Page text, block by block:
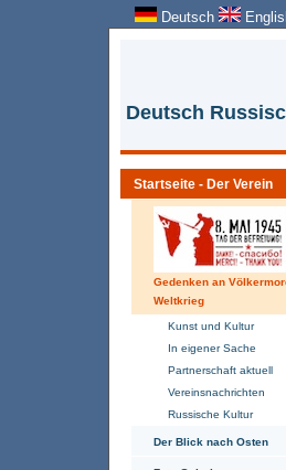
Deutsch
Deutsch
Startseite - Der Verein
Gedenken an
Weltkrieg
Kunst und Kultur
In eigener Sache
Partnerschaft aktuell
Vereinsnachrichten
Russische Kultur
Der Blick nach Osten